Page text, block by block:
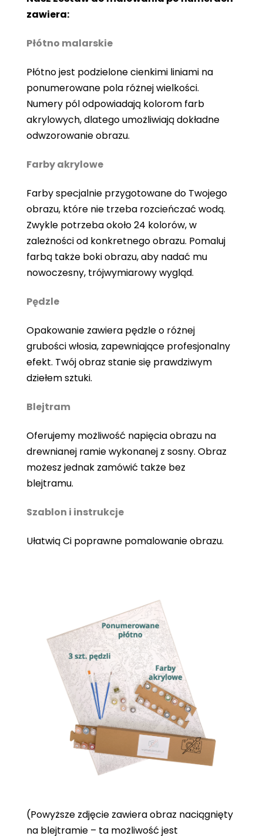
zawiera:
Płótno malarskie
Płótno jest podzielone cienkimi liniami na
ponumerowane pola różnej wielkości.
Numery pól odpowiadają kolorom farb
akrylowych, dlatego umożliwiają dokładne
odwzorowanie obrazu.
Farby akrylowe
Farby specjalnie przygotowane do Twojego
obrazu, które nie trzeba rozcieńczać wodą.
Zwykle potrzeba około 24 kolorów, w
zależności od konkretnego obrazu. Pomaluj
farbą także boki obrazu, aby nadać mu
nowoczesny, trójwymiarowy wygląd.
Pędzle
Opakowanie zawiera pędzle o różnej
grubości włosia, zapewniające profesjonalny
efekt. Twój obraz stanie się prawdziwym
dziełem sztuki.
Blejtram
Oferujemy możliwość napięcia obrazu na
drewnianej ramie wykonanej z sosny. Obraz
możesz jednak zamówić także bez
blejtramu.
Szablon i instrukcje
Ułatwią Ci poprawne pomalowanie obrazu.
(Powyższe zdjęcie zawiera obraz naciągnięty
na blejtramie – ta możliwość jest